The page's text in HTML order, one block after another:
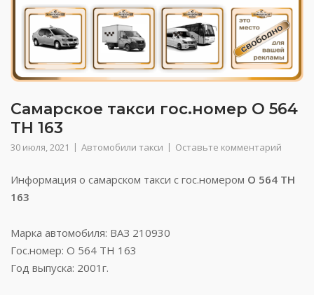
Самарское такси гос.номер О 564
ТН 163
30 июля, 2021 Автомобили такси Оставьте комментарий
Информация о самарском такси с гос.номером О 564 ТН
163
Марка автомобиля: ВАЗ 210930
Гос.номер: О 564 ТН 163
Год выпуска: 2001г.